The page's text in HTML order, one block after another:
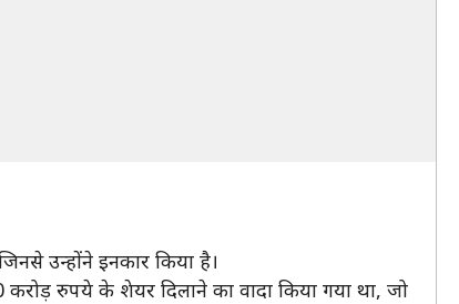
उन्होंने इनकार किया है।
रुपये के शेयर दिलाने का वादा किया गया था, जो